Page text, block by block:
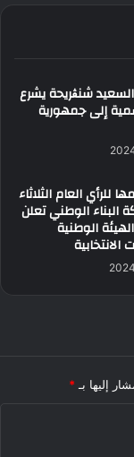
شنڨريحة يشرع
إلى جمهورية
للرأي العام الثلاثاء
البناء الوطني تعلن
الوطنية
إليها بـ *